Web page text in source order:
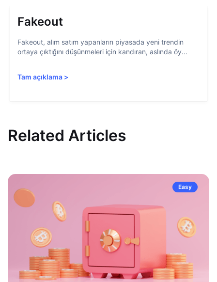
Fakeout
Fakeout, alım satım yapanların piyasada yeni trendin
ortaya çıktığını düşünmeleri için kandıran, aslında öy...
Tam açıklama >
Related Articles
Easy